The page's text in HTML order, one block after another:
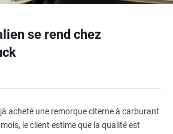
se rend chez
acheté une remorque citerne à carburant
le client estime que la qualité est